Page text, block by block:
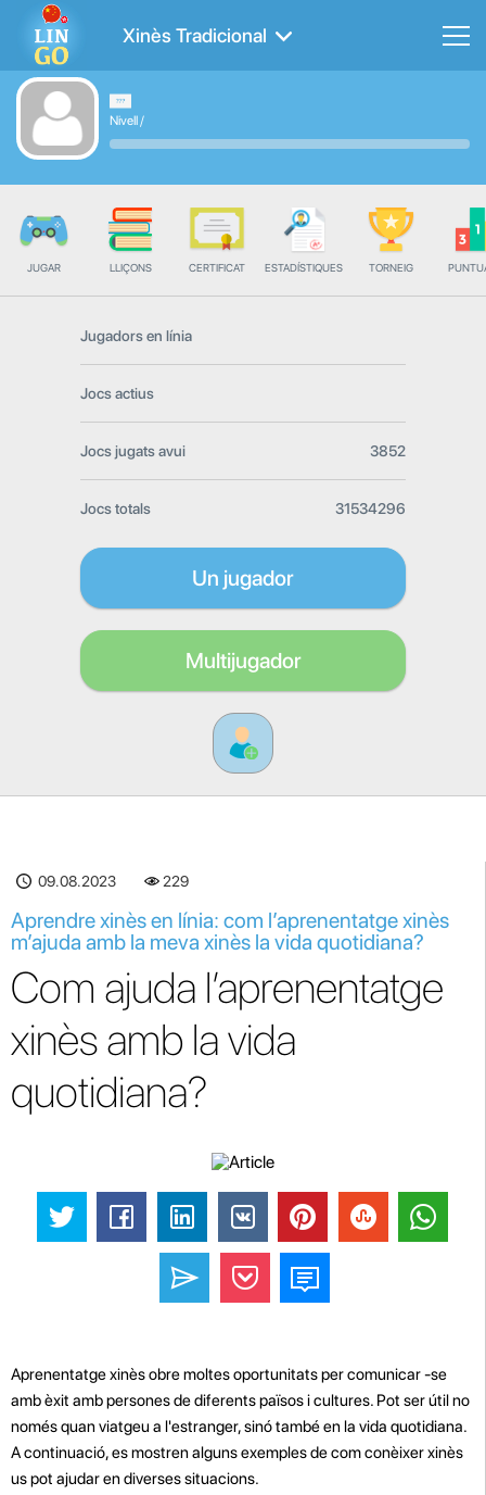
Xinès Tradicional
Nivell/
JUGAR LLIÇONS CERTIFICAT ESTADÍSTIQUES TORNEIG
Jugadors en línia
Jocs actius
Jocs jugats avui 3852
Jocs totals 31534296
Un jugador
Multijugador
09.08.2023 229
Aprendre xinès en línia: com l’aprenentatge xinès
m’ajuda amb la meva xinès la vida quotidiana?
Com ajuda l’aprenentatge
xinès amb la vida
quotidiana?
Aprenentatge xinès obre moltes oportunitats per comunicar -se
amb èxit amb persones de diferents països i cultures. Pot ser útil no
només quan viatgeu a l'estranger, sinó també en la vida quotidiana.
A continuació, es mostren alguns exemples de com conèixer xinès
us pot ajudar en diverses situacions.